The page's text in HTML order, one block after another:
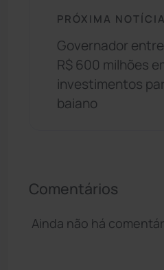
PRÓXIMA NOTÍCIA
Governador
R$ 600 milhões
investimentos
baiano
Comentários
Ainda não há